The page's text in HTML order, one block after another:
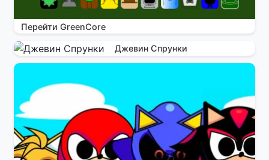
Перейти GreenCore
Джевин Спрунки